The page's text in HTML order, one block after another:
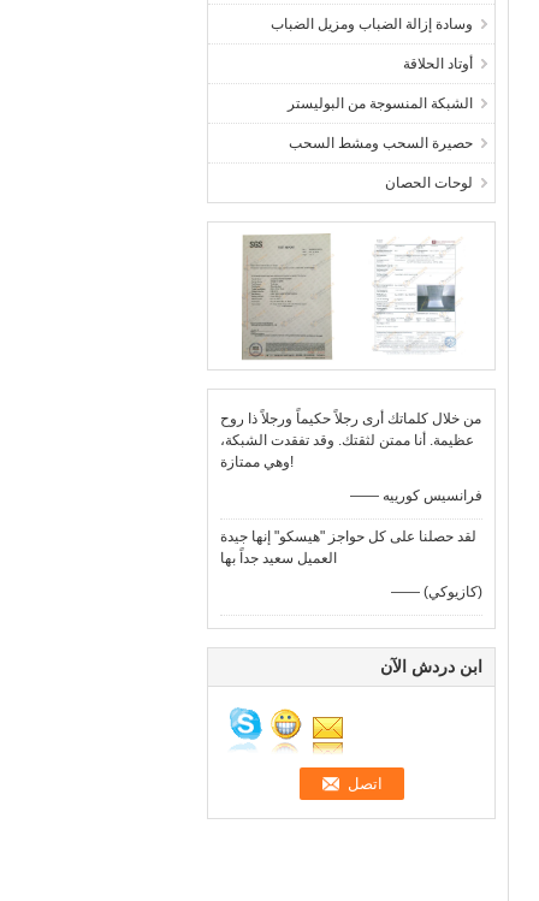
وسادة إزالة الضباب ومزيل الضباب
أوتاد الحلاقة
الشبكة المنسوجة من البوليستر
حصيرة السحب ومشط السحب
لوحات الحصان
من خلال كلماتك أرى رجلاً حكيماً ورجلاً ذا روح
عظيمة. أنا ممتن لثقتك. وقد تفقدت الشبكة،
وهي ممتازة!
—— فرانسيس كورييه
لقد حصلنا على كل حواجز "هيسكو" إنها جيدة
العميل سعيد جداً بها
—— (كازيوكي)
ابن دردش الآن